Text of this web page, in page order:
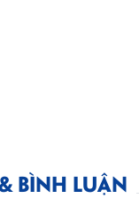
BÌNH LUẬN